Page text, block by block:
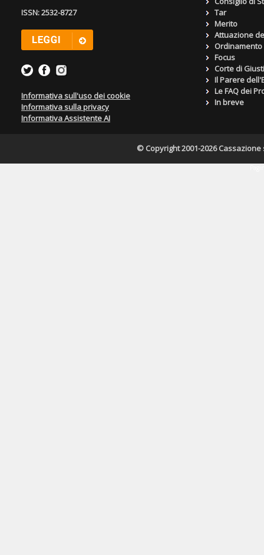
ISSN: 2532-8727
Informativa sull'uso dei cookie
Informativa sulla privacy
Informativa Assistente AI
Tar
Merito
Attuazione
Focus
Corte di
Il Parere
Le FAQ dei
In breve
© Copyright 2001-2026 Cassazione